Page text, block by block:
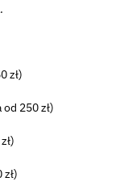
zł)
250 zł)